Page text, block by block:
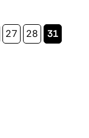
Page
27 Page
28
Page
31